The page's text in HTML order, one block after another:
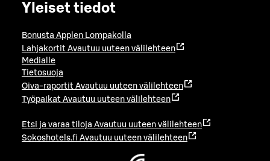
Yleiset tiedot
Bonusta Applen Lompakolla
Lahjakortit Avautuu uuteen välilehteen
Medialle
Tietosuoja
Oiva-raportit Avautuu uuteen välilehteen
Työpaikat Avautuu uuteen välilehteen
Etsi ja varaa tiloja Avautuu uuteen välilehteen
Sokoshotels.fi Avautuu uuteen välilehteen